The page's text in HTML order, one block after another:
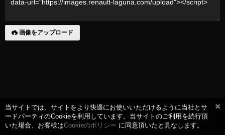
画像をアップロード
当サイトでは、サイトをより快適にお使いいただけるように当社とサ
ードパーティのCookieを利用しています。当サイトのご利用を続行頂
いた場合、お客様はCookieのポリシー に同意頂いたと見なします。